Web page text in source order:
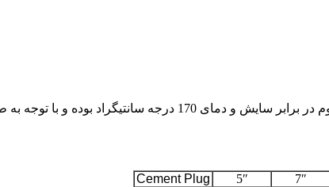
Cement Plug 5″ 7″